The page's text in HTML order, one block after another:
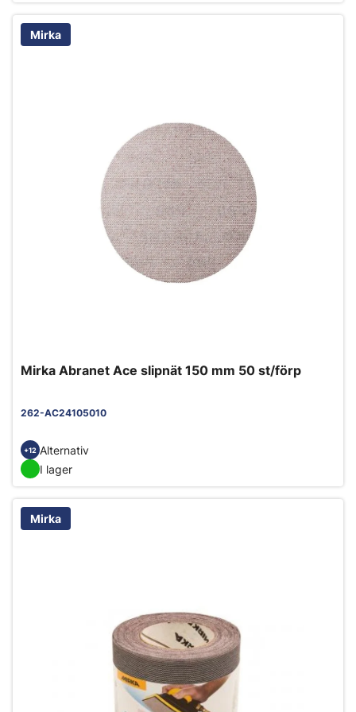
Mirka
Mirka Abranet Ace slipnät 150 mm 50 st/förp
262-AC24105010
+12 Alternativ
I lager
Mirka